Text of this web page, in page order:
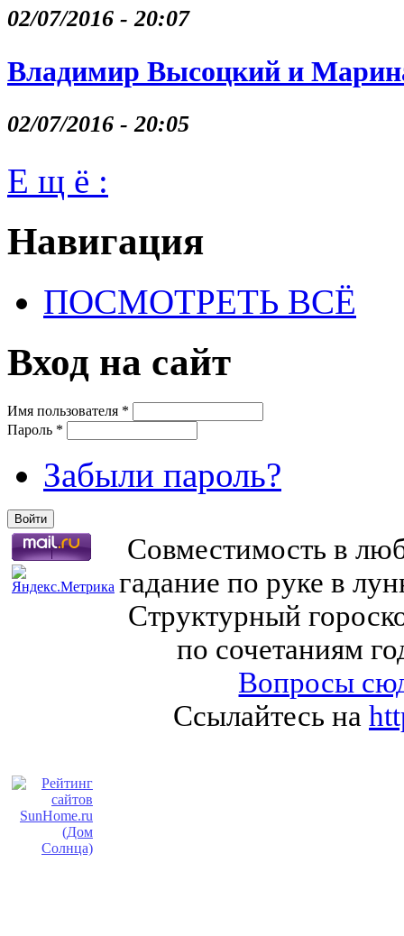
02/07/2016 - 20:07
Владимир Высоцкий и
02/07/2016 - 20:05
Е щ ё :
Навигация
ПОСМОТРЕТЬ ВСЁ
Вход на сайт
Имя пользователя *
Пароль *
Забыли пароль?
Совместимость в
гадание по руке в
Структурный
по сочетаниям
Вопросы
Ссылайтесь на